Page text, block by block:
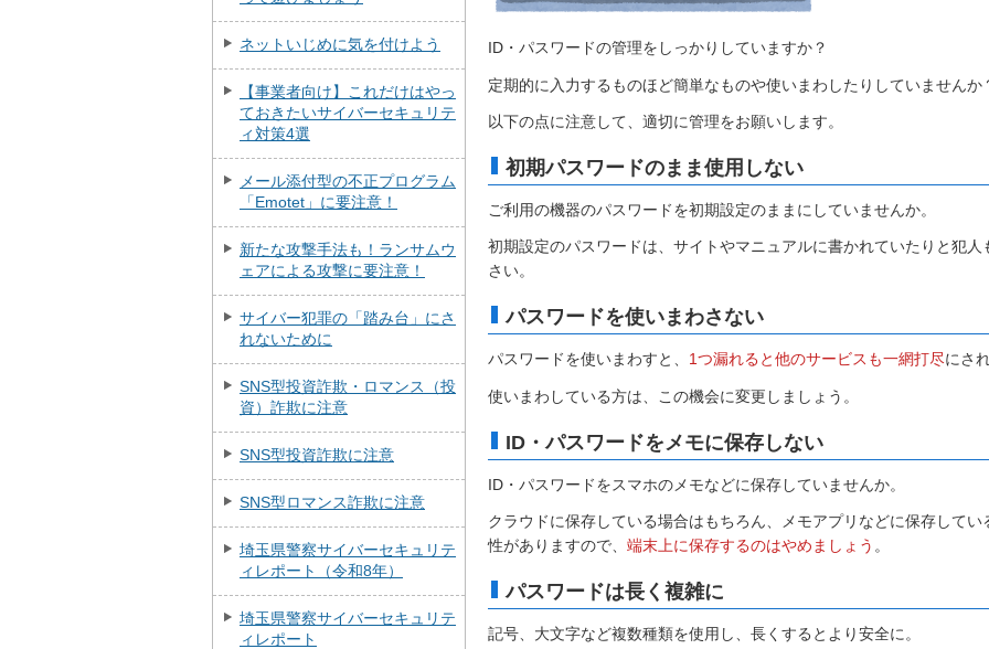
ネットいじめに気を付けよう
【事業者向け】これだけはやっ
ておきたいサイバーセキュリテ
ィ対策4選
メール添付型の不正プログラム
「Emotet」に要注意！
新たな攻撃手法も！ランサムウ
ェアによる攻撃に要注意！
サイバー犯罪の「踏み台」にさ
れないために
SNS型投資詐欺・ロマンス（投
資）詐欺に注意
SNS型投資詐欺に注意
SNS型ロマンス詐欺に注意
埼玉県警察サイバーセキュリテ
ィレポート（令和8年）
埼玉県警察サイバーセキュリテ
ィレポート
ID・パスワードの管理をしっかりしていますか？
定期的に入力するものほど簡単なものや使いまわしたりしていませんか
以下の点に注意して、適切に管理をお願いします。
初期パスワードのまま使用しない
ご利用の機器のパスワードを初期設定のままにしていませんか。
初期設定のパスワードは、サイトやマニュアルに書かれていたりと犯
さい。
パスワードを使いまわさない
パスワードを使いまわすと、 1つ漏れると他のサービスも一網打尽にさ
使いまわしている方は、この機会に変更しましょう。
ID・パスワードをメモに保存しない
ID・パスワードをスマホのメモなどに保存していませんか。
クラウドに保存している場合はもちろん、メモアプリなどに保存して
性がありますので、 端末上に保存するのはやめましょう 。
パスワードは長く複雑に
記号、大文字など複数種類を使用し、長くするとより安全に。